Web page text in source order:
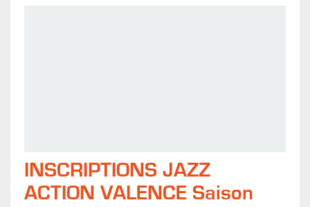
INSCRIPTIONS JAZZ
ACTION VALENCE Saison